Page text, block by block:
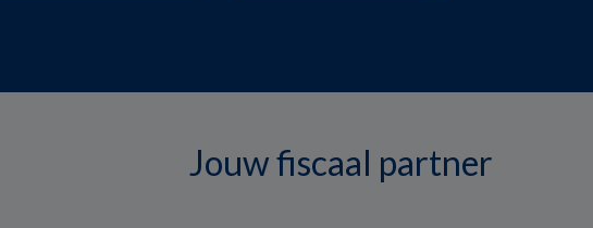
Jouw fiscaal partner